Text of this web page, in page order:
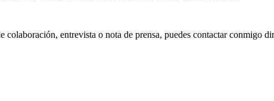
entrevista o nota de prensa, puedes contactar conmigo